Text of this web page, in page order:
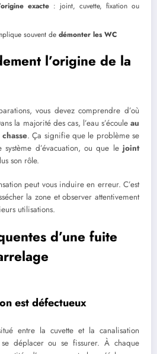
exacte : joint, cuvette, fixation ou
souvent de démonter les WC
l’origine de la
vous devez comprendre d’où
la majorité des cas, l’eau s’écoule au
. Ça signifie que le problème se
d’évacuation, ou que le joint
son rôle.
peut vous induire en erreur. C’est
la zone et observer attentivement
utilisations.
d’une fuite
est défectueux
entre la cuvette et la canalisation
se déplacer ou se fissurer. À chaque